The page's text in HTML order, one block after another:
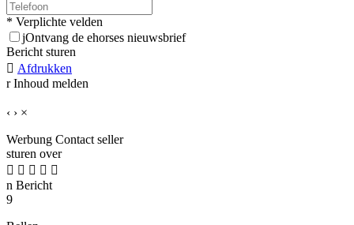
* Verplichte velden
jOntvang de ehorses nieuwsbrief
Bericht sturen
 Afdrukken
r Inhoud melden
‹ › ×
Werbung Contact seller
sturen over
    
n Bericht
9